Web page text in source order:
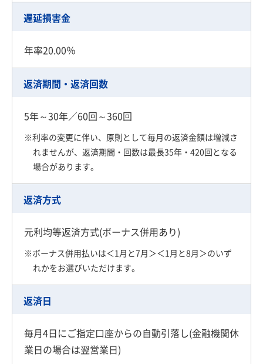
遅延損害金
年率20.00％
返済期間・返済回数
5年～30年／60回～360回
※利率の変更に伴い、原則として毎月の返済金額は増減さ
れませんが、返済期間・回数は最長35年・420回となる
場合があります。
返済方式
元利均等返済方式(ボーナス併用あり)
※ボーナス併用払いは＜1月と7月＞＜1月と8月＞のいず
れかをお選びいただけます。
返済日
毎月4日にご指定口座からの自動引落し(金融機関休
業日の場合は翌営業日)